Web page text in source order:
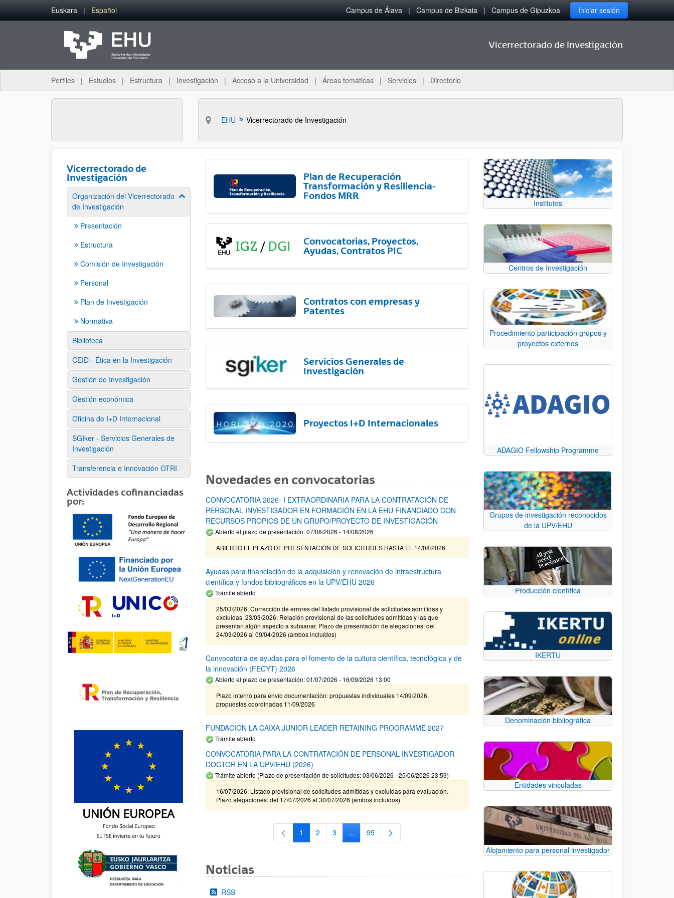
Saltar al contenido principal
Euskara Español Campus de Álava Campus de Bizkaia Campus de Gipuzkoa Iniciar sesión
Vicerrectorado de Investigación
Perfiles Estudios Estructura Investigación Acceso a la Universidad Áreas temáticas Servicios Directorio
EHU Vicerrectorado de Investigación
Vicerrectorado de
Investigación
Organización del Vicerrectorado
de Investigación
Mostrar/ocultar subpáginas
Presentación
Estructura
Comisión de Investigación
Personal
Plan de Investigación
Normativa
Biblioteca
CEID - Ética en la Investigación
Gestión de Investigación
Gestión económica
Oficina de I+D Internacional
SGIker - Servicios Generales de
Investigación
Transferencia e Innovación OTRI
Actividades cofinanciadas
por:
Plan de Recuperación
Transformación y Resiliencia-
Fondos MRR
Convocatorias, Proyectos,
Ayudas, Contratos PIC
Contratos con empresas y
Patentes
Servicios Generales de
Investigación
Proyectos I+D Internacionales
Novedades en convocatorias
CONVOCATORIA 2026- I EXTRAORDINARIA PARA LA CONTRATACIÓN DE
PERSONAL INVESTIGADOR EN FORMACIÓN EN LA EHU FINANCIADO CON
RECURSOS PROPIOS DE UN GRUPO/PROYECTO DE INVESTIGACIÓN
Abierto el plazo de presentación: 07/08/2026 - 14/08/2026
ABIERTO EL PLAZO DE PRESENTACIÓN DE SOLICITUDES HASTA EL 14/08/2026
Ayudas para financiación de la adquisición y renovación de infraestructura
científica y fondos bibliográficos en la UPV/EHU 2026
Trámite abierto
25/03/2026: Corrección de errores del listado provisional de solicitudes admitidas y
excluidas. 23/03/2026: Relación provisional de las solicitudes admitidas y las que
presentan algún aspecto a subsanar. Plazo de presentación de alegaciones: del
24/03/2026 al 09/04/2026 (ambos incluídos)
Convocatoria de ayudas para el fomento de la cultura científica, tecnológica y de
la innovación (FECYT) 2026
Abierto el plazo de presentación: 01/07/2026 - 16/09/2026 13:00
Plazo interno para envío documentación: propuestas individuales 14/09/2026,
propuestas coordinadas 11/09/2026
FUNDACION LA CAIXA JUNIOR LEADER RETAINING PROGRAMME 2027
Trámite abierto
CONVOCATORIA PARA LA CONTRATACIÓN DE PERSONAL INVESTIGADOR
DOCTOR EN LA UPV/EHU (2026)
Trámite abierto (Plazo de presentación de solicitudes: 03/06/2026 - 25/06/2026 23:59)
16/07/2026: Listado provisional de solicitudes admitidas y excluidas para evaluación.
Plazo alegaciones: del 17/07/2026 al 30/07/2026 (ambos incluídos)
Página
1 Página
2 Página
3 ...Páginas intermedias Use TAB para desplazarse.
Página
95
Noticias
RSS
Institutos
Centros de Investigación
Procedimiento participación grupos y
proyectos externos
ADAGIO Fellowship Programme
Grupos de investigación reconocidos
de la UPV/EHU
Producción científica
IKERTU
Denominación bibliográfica
Entidades vinculadas
Alojamiento para personal investigador